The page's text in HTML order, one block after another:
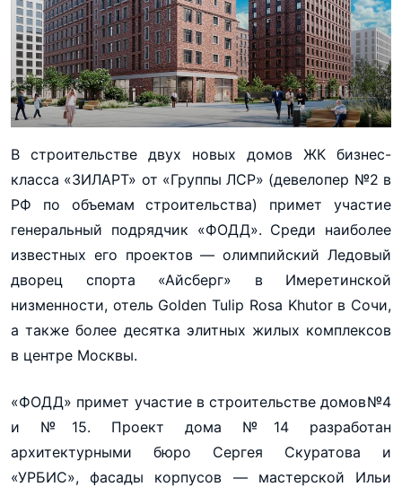
В строительстве двух новых домов ЖК бизнес-
класса «ЗИЛАРТ» от «Группы ЛСР» (девелопер №2 в
РФ по объемам строительства) примет участие
генеральный подрядчик «ФОДД». Среди наиболее
известных его проектов — олимпийский Ледовый
дворец спорта «Айсберг» в Имеретинской
низменности, отель Golden Tulip Rosa Khutor в Сочи,
а также более десятка элитных жилых комплексов
в центре Москвы.
«ФОДД» примет участие в строительстве домов№4
и №15. Проект дома №14 разработан
архитектурными бюро Сергея Скуратова и
«УРБИС», фасады корпусов — мастерской Ильи